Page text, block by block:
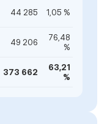
44 285 1,05 %
49 206
76,48
%
373 662
63,21
%